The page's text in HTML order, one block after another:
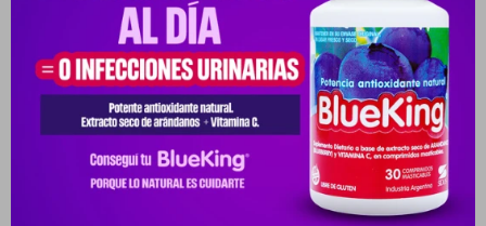
Productos que te pueden interesar